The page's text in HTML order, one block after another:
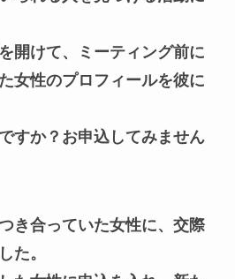
開けて、ミーティング前に
女性のプロフィールを彼に
すか？お申込してみません
き合っていた女性に、交際
た。